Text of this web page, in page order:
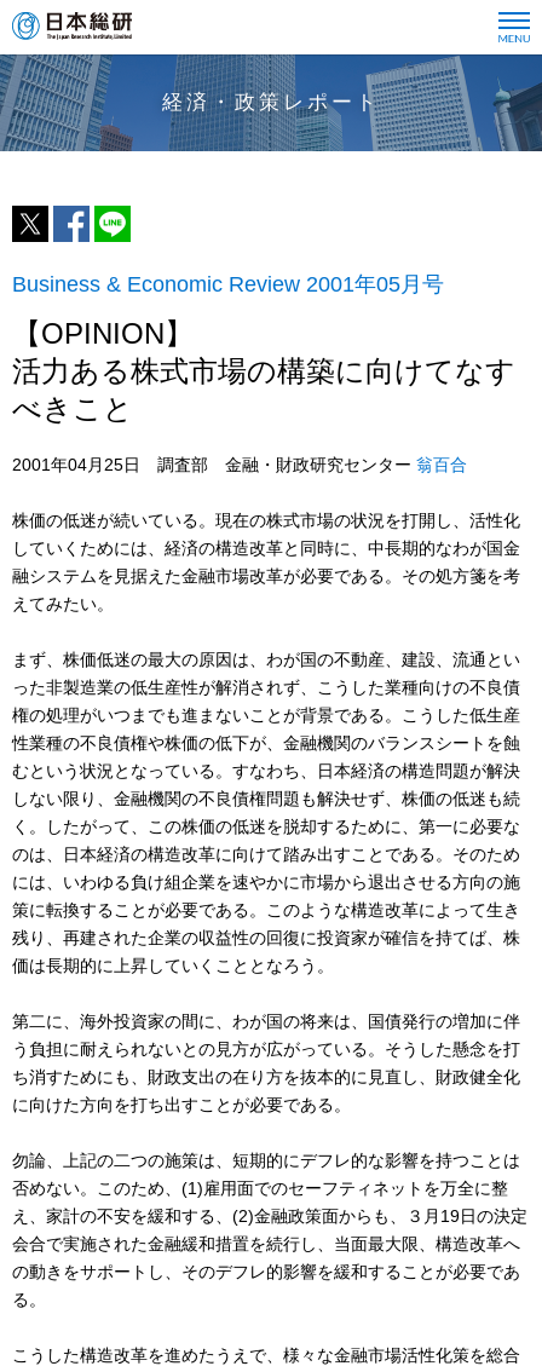
経済・政策レポート
Business & Economic Review 2001年05月号
【OPINION】
活力ある株式市場の構築に向けてなす
べきこと
2001年04月25日 調査部 金融・財政研究センター 翁百合
株価の低迷が続いている。現在の株式市場の状況を打開し、活性化
していくためには、経済の構造改革と同時に、中長期的なわが国金
融システムを見据えた金融市場改革が必要である。その処方箋を考
えてみたい。
まず、株価低迷の最大の原因は、わが国の不動産、建設、流通とい
った非製造業の低生産性が解消されず、こうした業種向けの不良債
権の処理がいつまでも進まないことが背景である。こうした低生産
性業種の不良債権や株価の低下が、金融機関のバランスシートを蝕
むという状況となっている。すなわち、日本経済の構造問題が解決
しない限り、金融機関の不良債権問題も解決せず、株価の低迷も続
く。したがって、この株価の低迷を脱却するために、第一に必要な
のは、日本経済の構造改革に向けて踏み出すことである。そのため
には、いわゆる負け組企業を速やかに市場から退出させる方向の施
策に転換することが必要である。このような構造改革によって生き
残り、再建された企業の収益性の回復に投資家が確信を持てば、株
価は長期的に上昇していくこととなろう。
第二に、海外投資家の間に、わが国の将来は、国債発行の増加に伴
う負担に耐えられないとの見方が広がっている。そうした懸念を打
ち消すためにも、財政支出の在り方を抜本的に見直し、財政健全化
に向けた方向を打ち出すことが必要である。
勿論、上記の二つの施策は、短期的にデフレ的な影響を持つことは
否めない。このため、(1)雇用面でのセーフティネットを万全に整
え、家計の不安を緩和する、(2)金融政策面からも、３月19日の決定
会合で実施された金融緩和措置を続行し、当面最大限、構造改革へ
の動きをサポートし、そのデフレ的影響を緩和することが必要であ
る。
こうした構造改革を進めたうえで、様々な金融市場活性化策を総合